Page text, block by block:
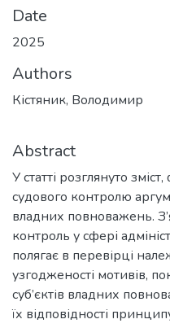
Date
2025
Authors
Кістяник, Володимир
Abstract
У статті розглянуто
судового контролю
владних повноважень.
контроль у сфері
полягає в перевірці
узгодженості мотивів,
суб’єктів владних
їх відповідності